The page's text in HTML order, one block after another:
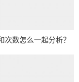
数怎么一起分析？